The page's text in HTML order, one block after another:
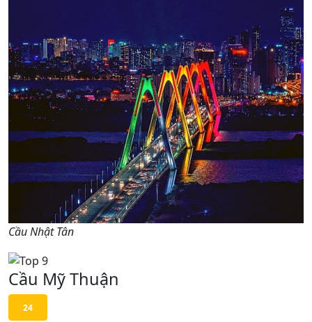
Cầu Nhật Tân
Cầu Mỹ Thuận
24